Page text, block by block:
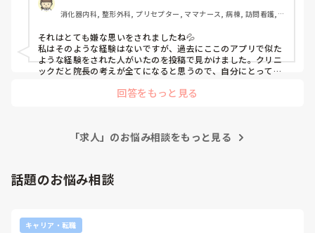
となるとやり方も異なるため困る」
とのことでした。
なら最初から面接せずに打診の段階で断れよ、の気持ちで
す。
1番最初に受けたところなのでモチベーションも下がるし、
経験者でも断られることがあるということに恐怖です。
またこのような理由で不採用された方いらっしゃいますか？
最悪収入アップを目指すのであれば、他の診療科でもいいか
ません…😭
訪問看護の良いところ辛いところも教えていただけると幸い
消化器内科, 整形外科, プリセプター, ママナース, 病棟, 訪問看護,
それはとても嫌な思いをされましたね💦
私はそのような経験はないですが、過去にここのアプリで似た
ような経験をされた人がいたのを投稿で見かけました。クリニ
ックだと院長の考えが全てになると思うので、自分にとっての
ないのかなと思います。そんな考えのところなんてこっちから
ること、1人で回れるので変に萎縮したりせずケアできるこ
すかね。
辛いところは、患者さんとの距離が近くなるのでかなり下手に
ったり面倒なこと、電話対応が増えること、常勤であれば緊急
対応や夜間対応かなと思います。
回答をもっと見る
「求人」のお悩み相談をもっと見る
話題のお悩み相談
キャリア・転職